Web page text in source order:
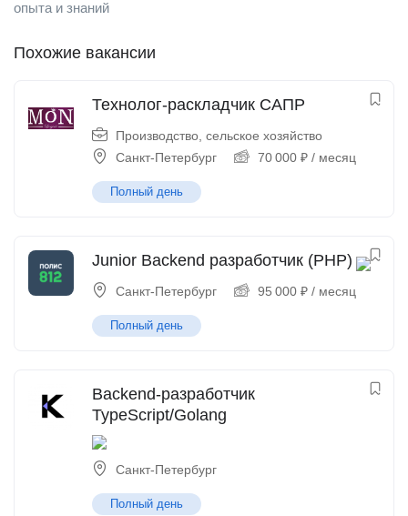
опыта и знаний
Похожие вакансии
Технолог-раскладчик САПР
Производство, сельское хозяйство
Санкт-Петербург
70 000 ₽ / месяц
Полный день
Junior Backend разработчик (PHP)
Санкт-Петербург 95 000 ₽ / месяц
Полный день
Backend-разработчик
TypeScript/Golang
Санкт-Петербург
Полный день